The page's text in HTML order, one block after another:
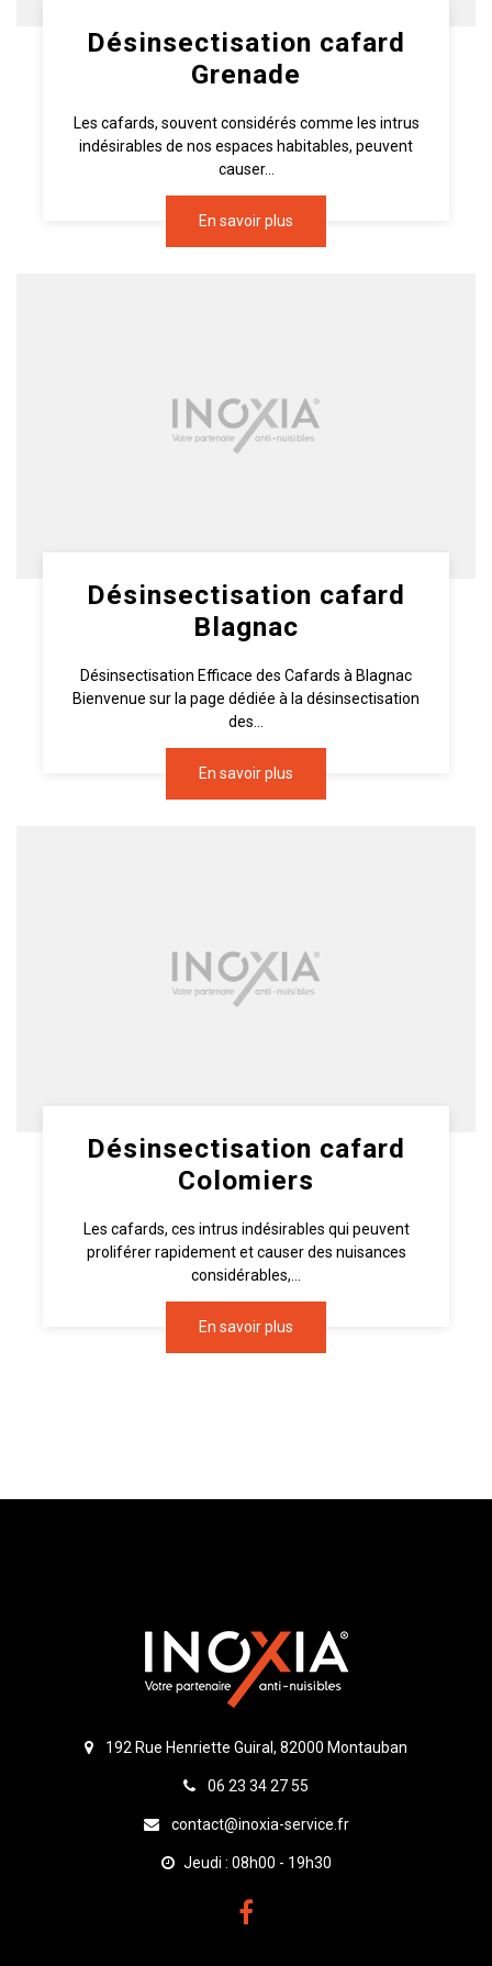
Désinsectisation cafard
Grenade
Les cafards, souvent considérés comme les intrus
indésirables de nos espaces habitables, peuvent
causer...
En savoir plus
Désinsectisation cafard
Blagnac
Désinsectisation Efficace des Cafards à Blagnac
Bienvenue sur la page dédiée à la désinsectisation
des...
En savoir plus
Désinsectisation cafard
Colomiers
Les cafards, ces intrus indésirables qui peuvent
proliférer rapidement et causer des nuisances
considérables,...
En savoir plus
192 Rue Henriette Guiral, 82000 Montauban
06 23 34 27 55
contact@inoxia-service.fr
Jeudi : 08h00 - 19h30